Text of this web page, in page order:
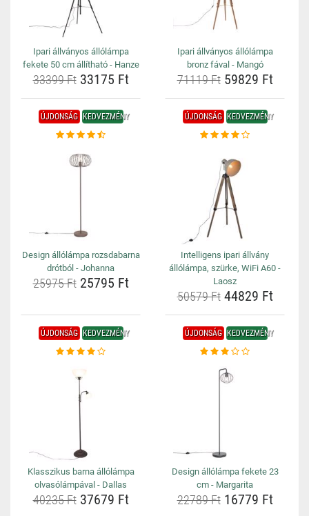
Ipari állványos állólámpa
fekete 50 cm állítható - Hanze
33399 Ft33175 Ft
Ipari állványos állólámpa
bronz fával - Mangó
71119 Ft59829 Ft
ÚJDONSÁG KEDVEZMÉNY
Design állólámpa rozsdabarna
drótból - Johanna
25975 Ft25795 Ft
ÚJDONSÁG KEDVEZMÉNY
Intelligens ipari állvány
állólámpa, szürke, WiFi A60 -
Laosz
50579 Ft44829 Ft
ÚJDONSÁG KEDVEZMÉNY
Klasszikus barna állólámpa
olvasólámpával - Dallas
40235 Ft37679 Ft
ÚJDONSÁG KEDVEZMÉNY
Design állólámpa fekete 23
cm - Margarita
22789 Ft16779 Ft